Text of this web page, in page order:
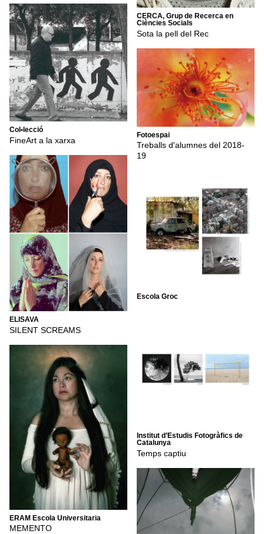
Col•lecció
FineArt a la xarxa
ELISAVA
SILENT SCREAMS
ERAM Escola Universitaria
MEMENTO
CERCA, Grup de Recerca en
Ciències Socials
Sota la pell del Rec
Fotoespai
Treballs d'alumnes del 2018-
19
Escola Groc
Institut d’Estudis Fotogràfics de
Catalunya
Temps captiu